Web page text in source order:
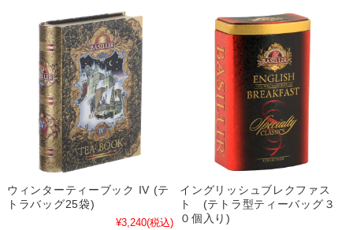
ウィンターティーブック IV (テ
トラバッグ25袋)
¥3,240(税込)
イングリッシュブレクファス
ト (テトラ型ティーバッグ３
０個入り)